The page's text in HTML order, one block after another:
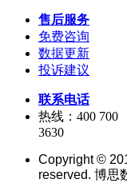
售后服务
免费咨询
数据更新
投诉建议
联系电话
热线：400 700
3630
Copyright ©
reserved. 博思